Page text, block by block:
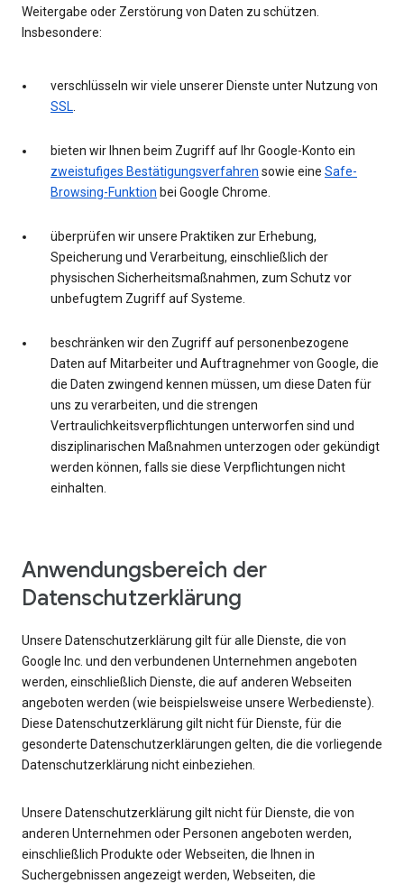
Weitergabe oder Zerstörung von Daten zu schützen.
Insbesondere:
verschlüsseln wir viele unserer Dienste unter Nutzung von
SSL.
bieten wir Ihnen beim Zugriff auf Ihr Google-Konto ein
zweistufiges Bestätigungsverfahren sowie eine Safe-
Browsing-Funktion bei Google Chrome.
überprüfen wir unsere Praktiken zur Erhebung,
Speicherung und Verarbeitung, einschließlich der
physischen Sicherheitsmaßnahmen, zum Schutz vor
unbefugtem Zugriff auf Systeme.
beschränken wir den Zugriff auf personenbezogene
Daten auf Mitarbeiter und Auftragnehmer von Google, die
die Daten zwingend kennen müssen, um diese Daten für
uns zu verarbeiten, und die strengen
Vertraulichkeitsverpflichtungen unterworfen sind und
disziplinarischen Maßnahmen unterzogen oder gekündigt
werden können, falls sie diese Verpflichtungen nicht
einhalten.
Anwendungsbereich der
Datenschutzerklärung
Unsere Datenschutzerklärung gilt für alle Dienste, die von
Google Inc. und den verbundenen Unternehmen angeboten
werden, einschließlich Dienste, die auf anderen Webseiten
angeboten werden (wie beispielsweise unsere Werbedienste).
Diese Datenschutzerklärung gilt nicht für Dienste, für die
gesonderte Datenschutzerklärungen gelten, die die vorliegende
Datenschutzerklärung nicht einbeziehen.
Unsere Datenschutzerklärung gilt nicht für Dienste, die von
anderen Unternehmen oder Personen angeboten werden,
einschließlich Produkte oder Webseiten, die Ihnen in
Suchergebnissen angezeigt werden, Webseiten, die